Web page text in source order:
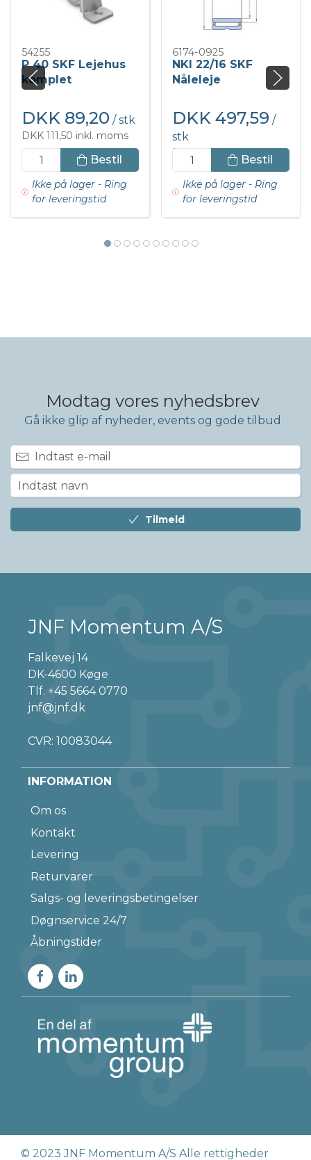
54255
P 40 SKF Lejehus
komplet
DKK 89,20 / stk
DKK 111,50 inkl. moms
Bestil
Ikke på lager - Ring
for leveringstid
6174-0925
NKI 22/16 SKF
Nåleleje
DKK 497,59 /
stk
DKK 621,98 inkl. moms
Bestil
Ikke på lager - Ring
for leveringstid
Modtag vores nyhedsbrev
Gå ikke glip af nyheder, events og gode tilbud
Tilmeld
JNF Momentum A/S
Falkevej 14
DK-4600 Køge
Tlf. +45 5664 0770
jnf@jnf.dk
CVR: 10083044
INFORMATION
Om os
Kontakt
Levering
Returvarer
Salgs- og leveringsbetingelser
Døgnservice 24/7
Åbningstider
© 2023 JNF Momentum A/S Alle rettigheder